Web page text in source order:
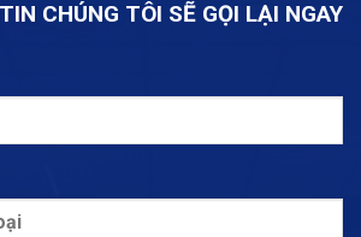
CHÚNG TÔI SẼ GỌI LẠI NGAY